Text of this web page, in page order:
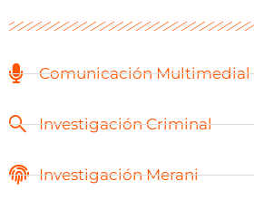
Comunicación Multimedial
Investigación Criminal
Investigación Merani